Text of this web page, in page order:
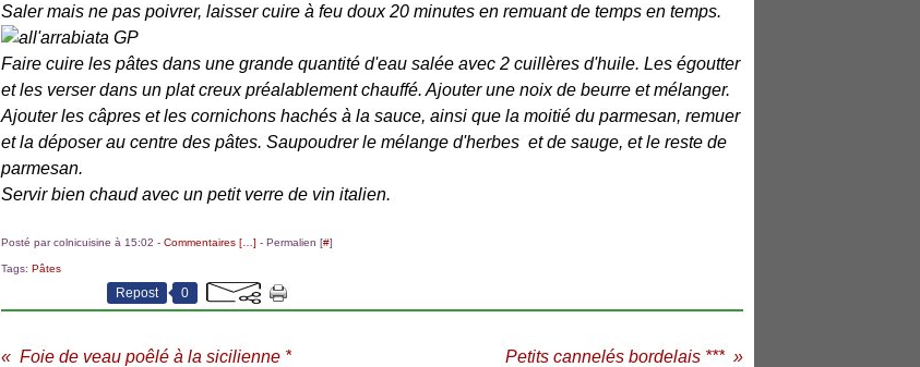
Saler mais ne pas poivrer, laisser cuire à feu doux 20 minutes en remuant de temps en temps.
Faire cuire les pâtes dans une grande quantité d'eau salée avec 2 cuillères d'huile. Les égoutter
et les verser dans un plat creux préalablement chauffé. Ajouter une noix de beurre et mélanger.
Ajouter les câpres et les cornichons hachés à la sauce, ainsi que la moitié du parmesan, remuer
et la déposer au centre des pâtes. Saupoudrer le mélange d'herbes et de sauge, et le reste de
parmesan.
Servir bien chaud avec un petit verre de vin italien.
Posté par colnicuisine à 15:02 - Commentaires [ ] - Permalien [#]
Tags: Pâtes
Repost 0
Foie de veau poêlé à la sicilienne * Petits cannelés bordelais ***